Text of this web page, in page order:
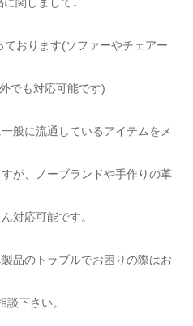
おります(ソファーやチェアー
でも対応可能です)
般に流通しているアイテムをメ
が、ノーブランドや手作りの革
対応可能です。
品のトラブルでお困りの際はお
談下さい。